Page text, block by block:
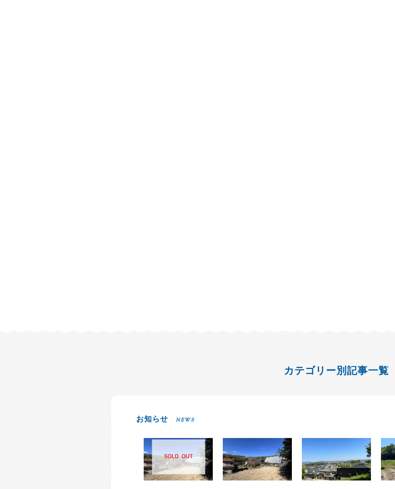
カテゴリー別記事一覧
お知らせ NEWS